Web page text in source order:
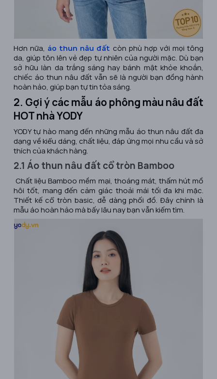
Hơn nữa, áo thun nâu đất còn phù hợp với mọi tông
da, giúp tôn lên vẻ đẹp tự nhiên của người mặc. Dù bạn
sở hữu làn da trắng sáng hay bánh mật khỏe khoắn,
chiếc áo thun nâu đất vẫn sẽ là người bạn đồng hành
hoàn hảo, giúp bạn tự tin tỏa sáng.
2. Gợi ý các mẫu áo phông màu nâu đất
HOT nhà YODY
YODY tự hào mang đến những mẫu áo thun nâu đất đa
dạng về kiểu dáng, chất liệu, đáp ứng mọi nhu cầu và sở
thích của khách hàng.
2.1 Áo thun nâu đất cổ tròn Bamboo
Chất liệu Bamboo mềm mại, thoáng mát, thấm hút mồ
hôi tốt, mang đến cảm giác thoải mái tối đa khi mặc.
Thiết kế cổ tròn basic, dễ dàng phối đồ. Đây chính là
mẫu áo hoàn hảo mà bấy lâu nay bạn vẫn kiếm tìm.